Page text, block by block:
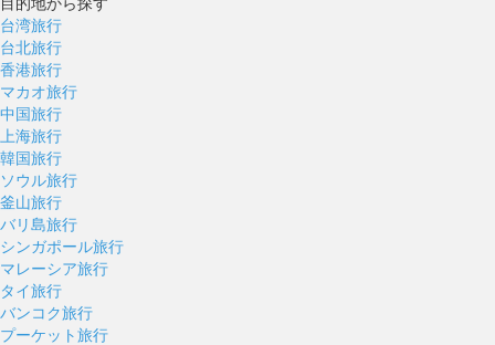
台湾旅行
台北旅行
香港旅行
マカオ旅行
中国旅行
上海旅行
韓国旅行
ソウル旅行
釜山旅行
バリ島旅行
シンガポール旅行
マレーシア旅行
タイ旅行
バンコク旅行
プーケット旅行